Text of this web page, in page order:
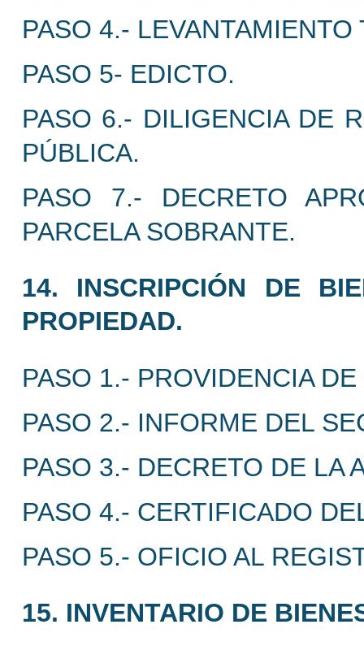
PASO 4.-
PASO 5- EDICTO.
PASO 6.- DILIGENCIA DE
PÚBLICA.
PASO 7.- DECRETO
PARCELA SOBRANTE.
14. INSCRIPCIÓN DE
PROPIEDAD.
PASO 1.- PROVIDENCIA
PASO 2.- INFORME DEL
PASO 3.- DECRETO DE LA
PASO 4.- CERTIFICADO
PASO 5.- OFICIO AL
15. INVENTARIO DE